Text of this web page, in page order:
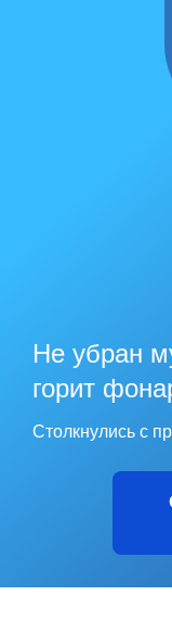
Не убран
горит
Столкнулись с